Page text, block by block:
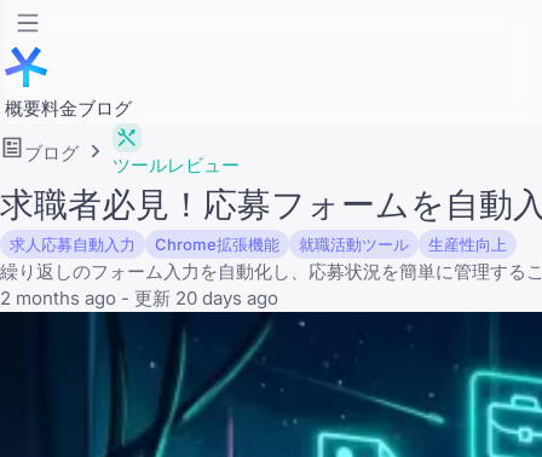
概要料金ブログ
ブログ
ツールレビュー
求職者必見！応募フォームを自動
求人応募自動入力 Chrome拡張機能 就職活動ツール 生産性向上
繰り返しのフォーム入力を自動化し、応募状況を簡単に管理する
2 months ago - 更新 20 days ago